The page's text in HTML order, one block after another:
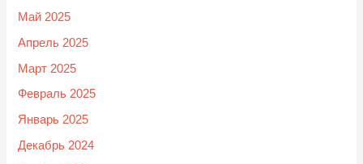
Май 2025
Апрель 2025
Март 2025
Февраль 2025
Январь 2025
Декабрь 2024